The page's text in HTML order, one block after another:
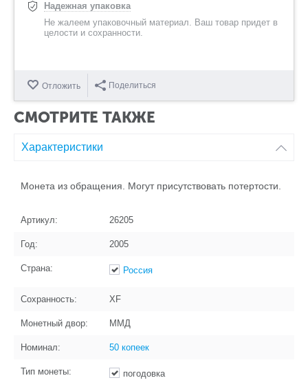
Надежная упаковка
Не жалеем упаковочный материал. Ваш товар придет в
целости и сохранности.
Отложить Поделиться
СМОТРИТЕ ТАКЖЕ
Характеристики
Монета из обращения. Могут присутствовать потертости.
Артикул: 26205
Год: 2005
Страна: Россия
Сохранность: XF
Монетный двор: ММД
Номинал: 50 копеек
Тип монеты: погодовка